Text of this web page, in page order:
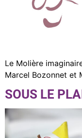
Le Molière
Marcel Bozonnet et
SOUS LE